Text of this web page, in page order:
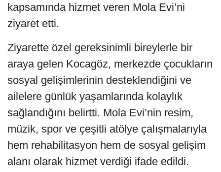
kapsamında hizmet veren Mola Evi’ni
ziyaret etti.
Ziyarette özel gereksinimli bireylerle bir
araya gelen Kocagöz, merkezde çocukların
sosyal gelişimlerinin desteklendiğini ve
ailelere günlük yaşamlarında kolaylık
sağlandığını belirtti. Mola Evi’nin resim,
müzik, spor ve çeşitli atölye çalışmalarıyla
hem rehabilitasyon hem de sosyal gelişim
alanı olarak hizmet verdiği ifade edildi.